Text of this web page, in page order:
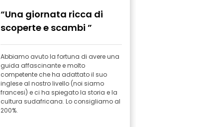
“Una giornata ricca di
scoperte e scambi ”
Abbiamo avuto la fortuna di avere una
guida affascinante e molto
competente che ha adattato il suo
inglese al nostro livello (noi siamo
francesi) e ci ha spiegato la storia e la
cultura sudafricana. Lo consigliamo al
200%.